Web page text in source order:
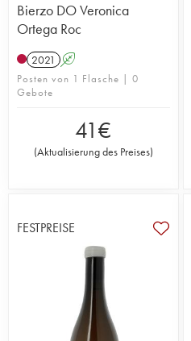
Bierzo DO Veronica
Ortega Roc
2021 A
Posten von 1 Flasche | 0
Gebote
41€
(Aktualisierung des Preises)
FESTPREISE